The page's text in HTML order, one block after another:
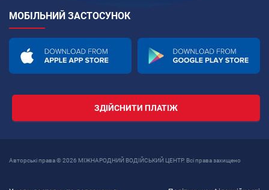
МОБІЛЬНИЙ ЗАСТОСУНОК
ЗДІЙСНИТИ ПЛАТІЖ
Авторські права © 2026 МІЖНАРОДНИЙ ВОДІЙСЬКИЙ ЦЕНТР. Всі права захищено